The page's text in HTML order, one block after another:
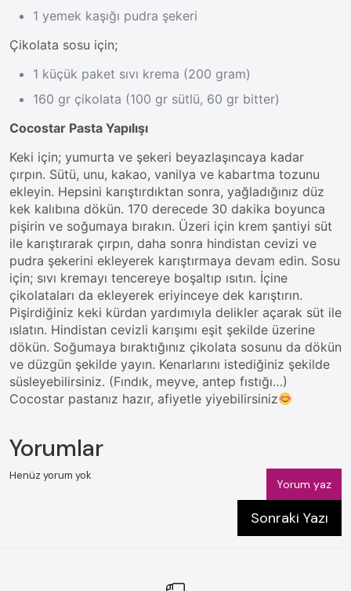
1 yemek kaşığı pudra şekeri
Çikolata sosu için;
1 küçük paket sıvı krema (200 gram)
160 gr çikolata (100 gr sütlü, 60 gr bitter)
Cocostar Pasta Yapılışı
Keki için; yumurta ve şekeri beyazlaşıncaya kadar
çırpın. Sütü, unu, kakao, vanilya ve kabartma tozunu
ekleyin. Hepsini karıştırdıktan sonra, yağladığınız düz
kek kalıbına dökün. 170 derecede 30 dakika boyunca
pişirin ve soğumaya bırakın. Üzeri için krem şantiyi süt
ile karıştırarak çırpın, daha sonra hindistan cevizi ve
pudra şekerini ekleyerek karıştırmaya devam edin. Sosu
için; sıvı kremayı tencereye boşaltıp ısıtın. İçine
çikolataları da ekleyerek eriyinceye dek karıştırın.
Pişirdiğiniz keki kürdan yardımıyla delikler açarak süt ile
ıslatın. Hindistan cevizli karışımı eşit şekilde üzerine
dökün. Soğumaya bıraktığınız çikolata sosunu da dökün
ve düzgün şekilde yayın. Kenarlarını istediğiniz şekilde
süsleyebilirsiniz. (Fındık, meyve, antep fıstığı…)
Cocostar pastanız hazır, afiyetle yiyebilirsiniz
Yorumlar
Henüz yorum yok
Yorum yaz
Sonraki Yazı